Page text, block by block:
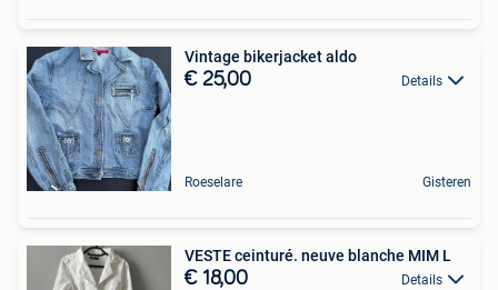
Vintage bikerjacket aldo
€ 25,00 Details
Roeselare Gisteren
VESTE ceinturé. neuve blanche MIM L
€ 18,00 Details